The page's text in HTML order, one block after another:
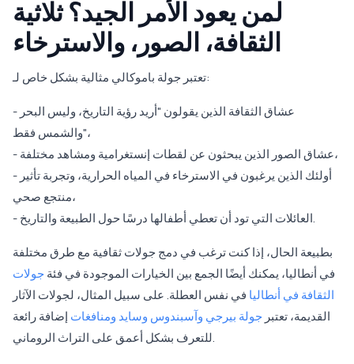
لمن يعود الأمر الجيد؟ ثلاثية
الثقافة، الصور، والاسترخاء
تعتبر جولة باموكالي مثالية بشكل خاص لـ:
- عشاق الثقافة الذين يقولون "أريد رؤية التاريخ، وليس البحر
والشمس فقط"،
- عشاق الصور الذين يبحثون عن لقطات إنستغرامية ومشاهد مختلفة،
- أولئك الذين يرغبون في الاسترخاء في المياه الحرارية، وتجربة تأثير
منتجع صحي،
- العائلات التي تود أن تعطي أطفالها درسًا حول الطبيعة والتاريخ.
بطبيعة الحال، إذا كنت ترغب في دمج جولات ثقافية مع طرق مختلفة
في أنطاليا، يمكنك أيضًا الجمع بين الخيارات الموجودة في فئة جولات
الثقافة في أنطاليا في نفس العطلة. على سبيل المثال، لجولات الآثار
القديمة، تعتبر جولة بيرجي وآسبندوس وسايد ومنافغات إضافة رائعة
للتعرف بشكل أعمق على التراث الروماني.